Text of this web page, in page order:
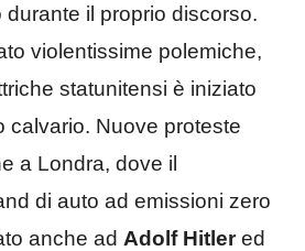
il proprio discorso.
violentissime polemiche,
statunitensi è iniziato
calvario. Nuove proteste
a Londra, dove il
di auto ad emissioni zero
anche ad Adolf Hitlered